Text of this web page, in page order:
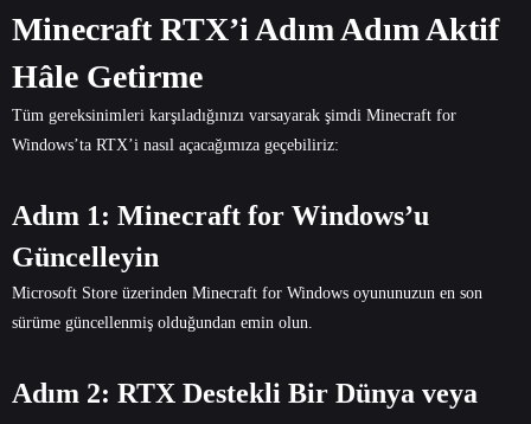
Minecraft RTX’i Adım Adım Aktif
Hâle Getirme
Tüm gereksinimleri karşıladığınızı varsayarak şimdi Minecraft for
Windows’ta RTX’i nasıl açacağımıza geçebiliriz:
Adım 1: Minecraft for Windows’u
Güncelleyin
Microsoft Store üzerinden Minecraft for Windows oyununuzun en son
sürüme güncellenmiş olduğundan emin olun.
Adım 2: RTX Destekli Bir Dünya veya